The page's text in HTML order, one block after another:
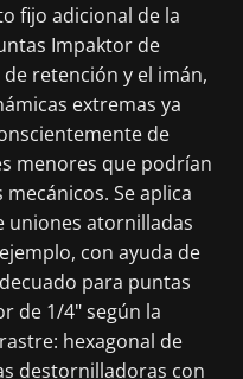
fijo adicional de la
Impaktor de
retención y el imán,
extremas ya
de
menores que podrían
Se aplica
uniones atornilladas
con ayuda de
para puntas
de 1/4" según la
hexagonal de
destornilladoras con